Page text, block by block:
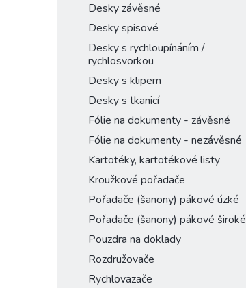
Desky závěsné
Desky spisové
Desky s rychloupínáním /
rychlosvorkou
Desky s klipem
Desky s tkanicí
Fólie na dokumenty - závěsné
Fólie na dokumenty - nezávěsné
Kartotéky, kartotékové listy
Kroužkové pořadače
Pořadače (šanony) pákové úzké
Pořadače (šanony) pákové široké
Pouzdra na doklady
Rozdružovače
Rychlovazače